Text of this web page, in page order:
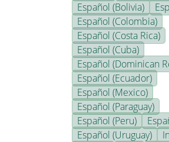
Español (Bolivia)
Español (Colombia)
Español (Costa Rica)
Español (Cuba)
Español (Dominican
Español (Ecuador)
Español (Mexico)
Español (Paraguay)
Español (Peru)
Español (Uruguay)